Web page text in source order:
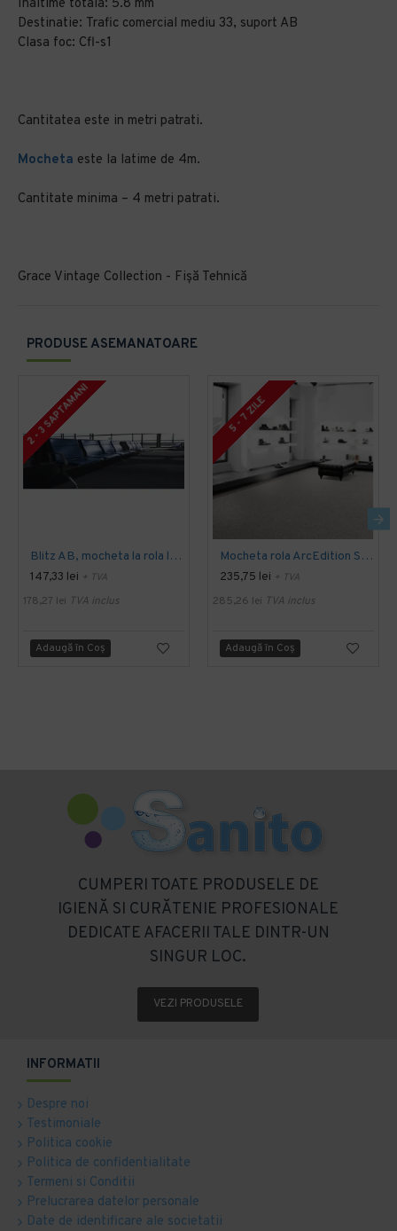
PRODUSE ASEMANATOARE
2 - 3 SAPTAMANI
Blitz AB, mocheta la rola latime 4 m, Balta Industries
147,33 lei + TVA
178,27 lei TVA inclus
Adaugă în Coş
5 - 7 ZILE
Mocheta rola ArcEdition SIRIOUS AB
235,75 lei + TVA
285,26 lei TVA inclus
Adaugă în Coş
Inaltime totala: 5.8 mm
Destinatie: Trafic comercial mediu 33, suport AB
Clasa foc: Cfl-s1
Cantitatea este in metri patrati.
Mocheta este la latime de 4m.
Cantitate minima – 4 metri patrati.
Grace Vintage Collection - Fișă Tehnică
CUMPERI TOATE PRODUSELE DE
IGIENĂ SI CURĂTENIE PROFESIONALE
DEDICATE AFACERII TALE DINTR-UN
SINGUR LOC.
VEZI PRODUSELE
INFORMATII
Despre noi
Testimoniale
Politica cookie
Politica de confidentialitate
Termeni si Conditii
Prelucrarea datelor personale
Date de identificare ale societatii